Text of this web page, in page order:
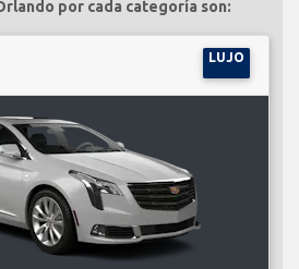
por cada categoría son:
LUJO